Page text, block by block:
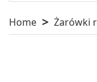
Home Żarówki